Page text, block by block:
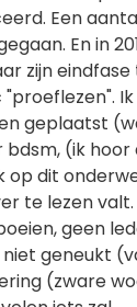
Een
En in
zijn eindfase
Ik
geplaatst
bdsm, (ik hoor
op dit
te lezen
geen
geneukt
(zware